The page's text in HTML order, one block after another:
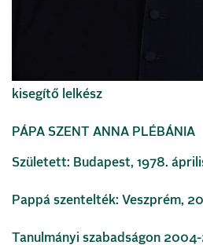
kisegítő lelkész
PÁPA SZENT ANNA PLÉBÁNIA
Született: Budapest, 1978.
Pappá szentelték: Veszprém,
Tanulmányi szabadságon